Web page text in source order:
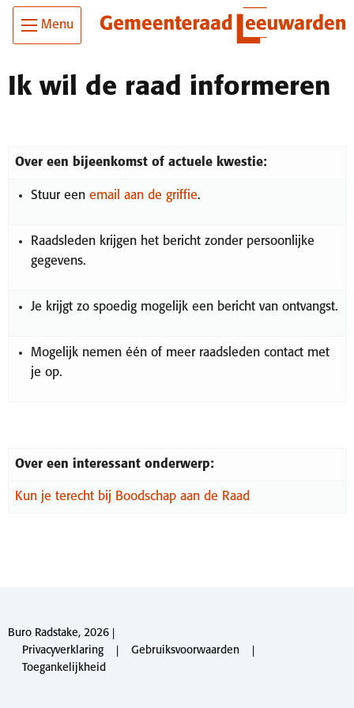
Skip To Main Content
Ga
naar
de
Menu
Ik wil de raad informeren
Over een bijeenkomst of actuele kwestie:
Stuur een email aan de griffie.
Raadsleden krijgen het bericht zonder persoonlijke
gegevens.
Je krijgt zo spoedig mogelijk een bericht van ontvangst.
Mogelijk nemen één of meer raadsleden contact met
je op.
Over een interessant onderwerp:
Kun je terecht bij Boodschap aan de Raad
Buro Radstake, 2026 |
Privacyverklaring
Gebruiksvoorwaarden
Toegankelijkheid